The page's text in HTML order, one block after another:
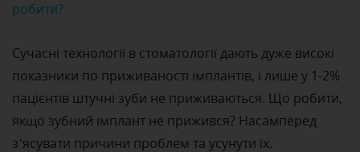
робити?
Сучасні технології в стоматології дають дуже високі
показники по приживаності імплантів, і лише у 1-2%
пацієнтів штучні зуби не приживаються. Що робити,
якщо зубний імплант не прижився? Насамперед
з’ясувати причини проблем та усунути їх.